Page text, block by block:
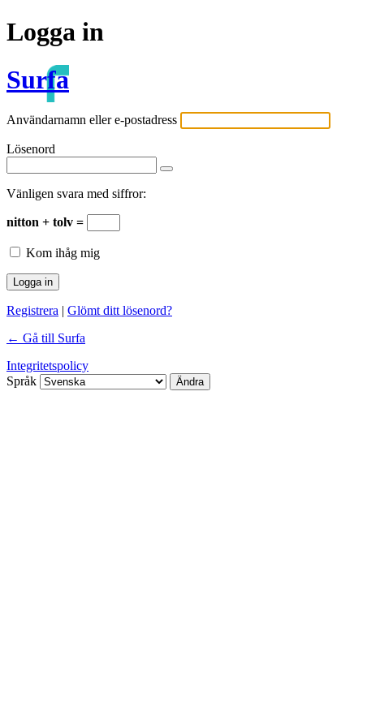
Logga in
Surfa
Användarnamn eller e-postadress
Lösenord
Vänligen svara med siffror:
nitton + tolv =
Kom ihåg mig
Registrera | Glömt ditt lösenord?
← Gå till Surfa
Integritetspolicy
Språk